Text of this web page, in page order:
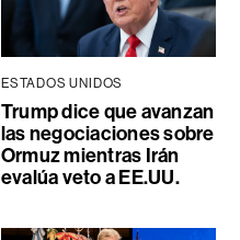
ESTADOS UNIDOS
Trump dice que avanzan
las negociaciones sobre
Ormuz mientras Irán
evalúa veto a EE.UU.